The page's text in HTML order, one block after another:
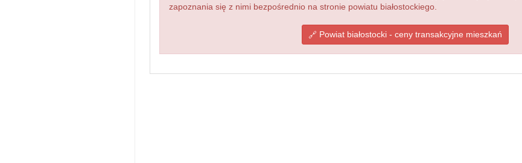
zapoznania się z nimi bezpośrednio na stronie powiatu białostockiego.
Powiat białostocki - ceny transakcyjne mieszkań